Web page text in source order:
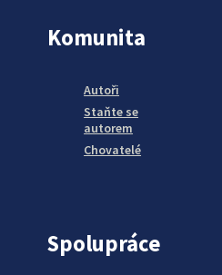
Komunita
Autoři
Staňte se
autorem
Chovatelé
Spolupráce